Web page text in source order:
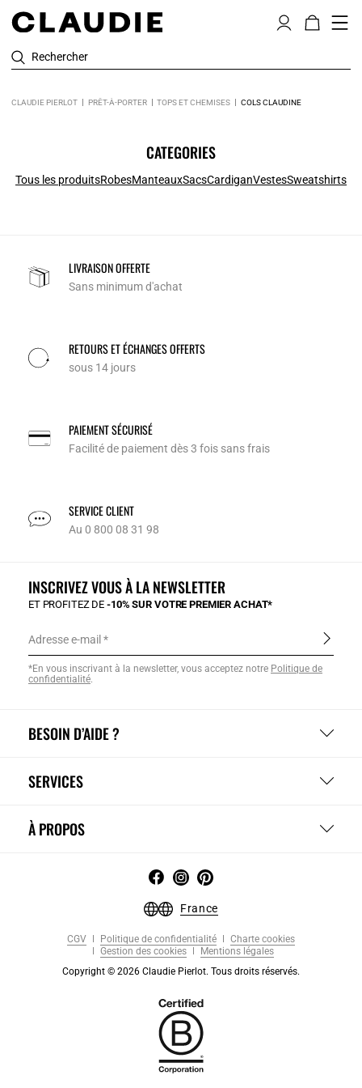
Rechercher
CLAUDIE PIERLOT PRÊT-À-PORTER TOPS ET CHEMISES COLS CLAUDINE
CATEGORIES
Tous les produitsRobesManteauxSacsCardiganVestesSweatshirts
LIVRAISON OFFERTE
Sans minimum d'achat
RETOURS ET ÉCHANGES OFFERTS
sous 14 jours
PAIEMENT SÉCURISÉ
Facilité de paiement dès 3 fois sans frais
SERVICE CLIENT
Au 0 800 08 31 98
BESOIN D’AIDE ?
SERVICES
À PROPOS
INSCRIVEZ VOUS À LA NEWSLETTER
ET PROFITEZ DE-10% SUR VOTRE PREMIER ACHAT*
Adresse e-mail
*En vous inscrivant à la newsletter, vous acceptez notre Politique de
confidentialité.
France
CGV Politique de confidentialité
Charte cookies
Gestion des cookies
Mentions légales
Copyright © 2026 Claudie Pierlot. Tous droits réservés.